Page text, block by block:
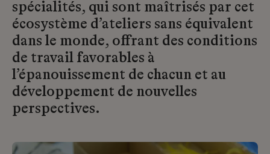
spécialités, qui sont maîtrisés par cet
écosystème d’ateliers sans équivalent
dans le monde, offrant des conditions
de travail favorables à
l’épanouissement de chacun et au
développement de nouvelles
perspectives.